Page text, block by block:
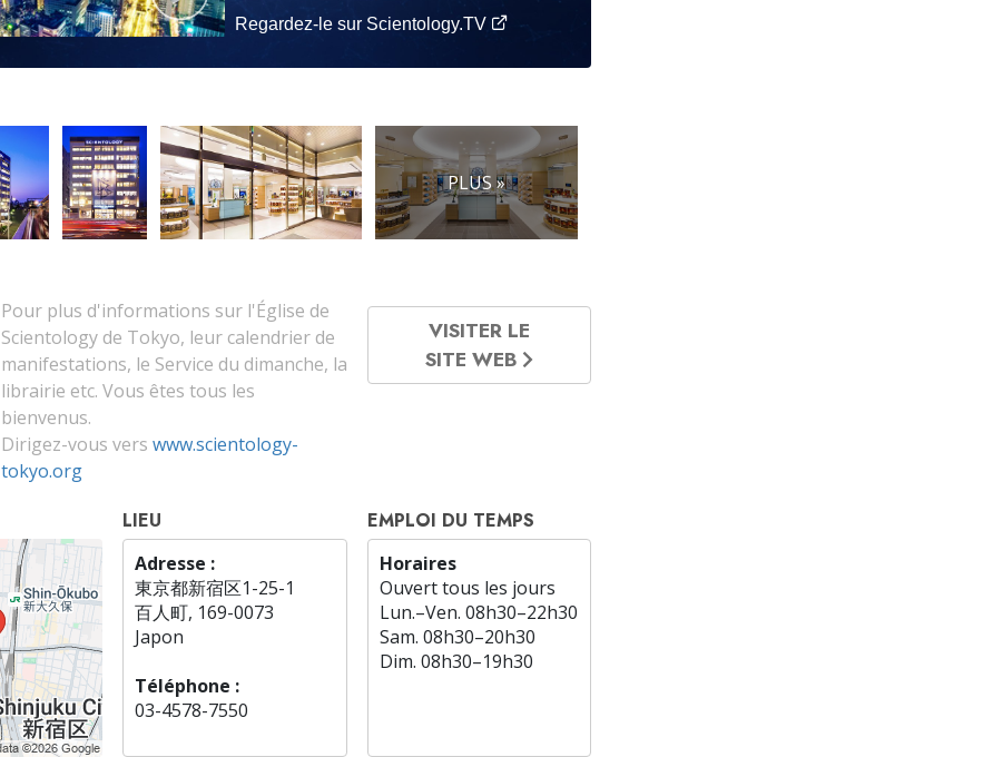
Regardez-le sur Scientology.TV
PLUS »
Pour plus d'informations sur l'Église de
Scientology de Tokyo, leur calendrier de
manifestations, le Service du dimanche, la
librairie etc. Vous êtes tous les
bienvenus.
Dirigez-vous vers www.scientology-
tokyo.org
VISITER LE
SITE WEB
LIEU
Adresse :
東京都新宿区1-25-1
百人町, 169-0073
Japon
Téléphone :
03-4578-7550
EMPLOI DU TEMPS
Horaires
Ouvert tous les jours
Lun.–Ven. 08h30–22h30
Sam. 08h30–20h30
Dim. 08h30–19h30